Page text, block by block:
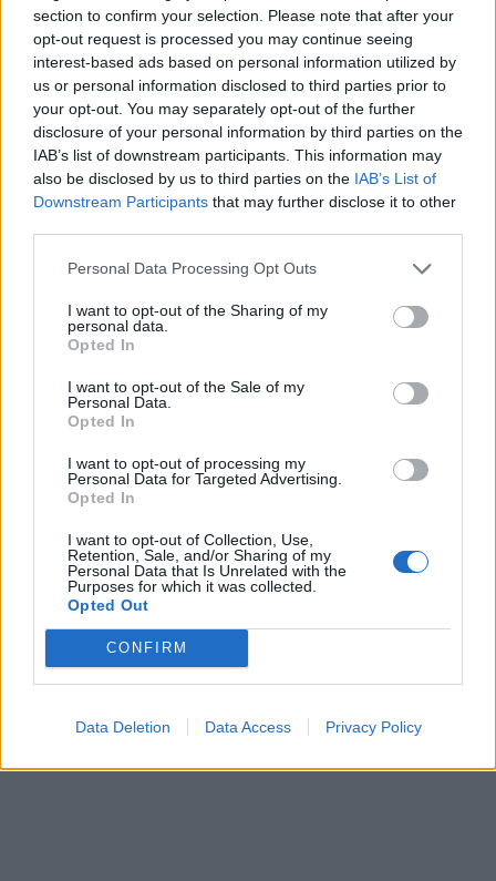
section to confirm your selection. Please note that after your
opt-out request is processed you may continue seeing
interest-based ads based on personal information utilized by
us or personal information disclosed to third parties prior to
your opt-out. You may separately opt-out of the further
disclosure of your personal information by third parties on the
IAB’s list of downstream participants. This information may
also be disclosed by us to third parties on the IAB’s List of
Downstream Participants that may further disclose it to other
Personal Data Processing Opt Outs
I want to opt-out of the Sharing of my
personal data.
Opted In
I want to opt-out of the Sale of my
Personal Data.
Opted In
I want to opt-out of processing my
Personal Data for Targeted Advertising.
Opted In
I want to opt-out of Collection, Use,
Retention, Sale, and/or Sharing of my
Personal Data that Is Unrelated with the
Purposes for which it was collected.
Opted Out
CONFIRM
Data Deletion Data Access Privacy Policy
πολιτιστικής δημιουργίας.
Περισσότεροι από70 φορείς και 4.000
συμμετέχοντες από κάθε γωνιά της Ελλάδας
αναμένεται να συμμετάσχουν στη φετινή
διοργάνωση, παρουσιάζοντας πρωτότυπα και
δημιουργικά προγράμματα γυμναστικής,
χοροκίνησης και κινητικής έκφρασης. Από μικρά
παιδιά προσχολικής ηλικίας έως άτομα τρίτης
αθλητισμός μπορεί να ενώνει ανθρώπους, να
καλλιεργεί δεσμούς και να δημιουργεί ισχυρές
κοινότητες συμμετοχής.
μετατρέψει το Λαύριο σε επίκεντρο αθλητισμού,
δημιουργίας και πολιτισμού, συμβάλλοντας
περιοχής. Η μεγάλη συμμετοχή των αθλουμένων θα
προσελκύσει περισσότερους από15.000 θεατές
αυτές τις τέσσερις ημέρες δράσης, αναδεικνύοντας
με τον καλύτερο δυνατό τρόπο τον αθλητικό
Δήμου Λαυρεωτικής.